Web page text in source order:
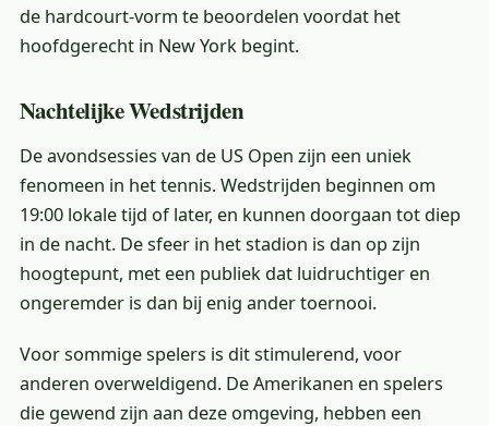
de hardcourt-vorm te beoordelen voordat het
hoofdgerecht in New York begint.
Nachtelijke Wedstrijden
De avondsessies van de US Open zijn een uniek
fenomeen in het tennis. Wedstrijden beginnen om
19:00 lokale tijd of later, en kunnen doorgaan tot diep
in de nacht. De sfeer in het stadion is dan op zijn
hoogtepunt, met een publiek dat luidruchtiger en
ongeremder is dan bij enig ander toernooi.
Voor sommige spelers is dit stimulerend, voor
anderen overweldigend. De Amerikanen en spelers
die gewend zijn aan deze omgeving, hebben een